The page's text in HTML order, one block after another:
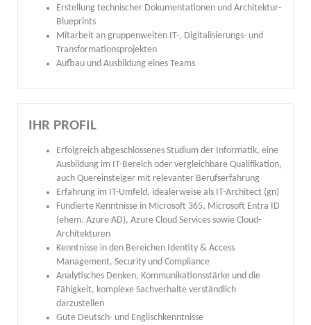
Erstellung technischer Dokumentationen und Architektur-
Blueprints
Mitarbeit an gruppenweiten IT-, Digitalisierungs- und
Transformationsprojekten
Aufbau und Ausbildung eines Teams
IHR PROFIL
Erfolgreich abgeschlossenes Studium der Informatik, eine
Ausbildung im IT-Bereich oder vergleichbare Qualifikation,
auch Quereinsteiger mit relevanter Berufserfahrung
Erfahrung im IT-Umfeld, idealerweise als IT-Architect (gn)
Fundierte Kenntnisse in Microsoft 365, Microsoft Entra ID
(ehem. Azure AD), Azure Cloud Services sowie Cloud-
Architekturen
Kenntnisse in den Bereichen Identity & Access
Management, Security und Compliance
Analytisches Denken, Kommunikationsstärke und die
Fähigkeit, komplexe Sachverhalte verständlich
darzustellen
Gute Deutsch- und Englischkenntnisse